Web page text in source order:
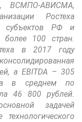
ВСМПО-АВИСМА,
Ростеха
субъектов РФ и
100 стран.
в 2017 году
а EBITDA – 305
в среднем по
46 800 рублей.
задачей